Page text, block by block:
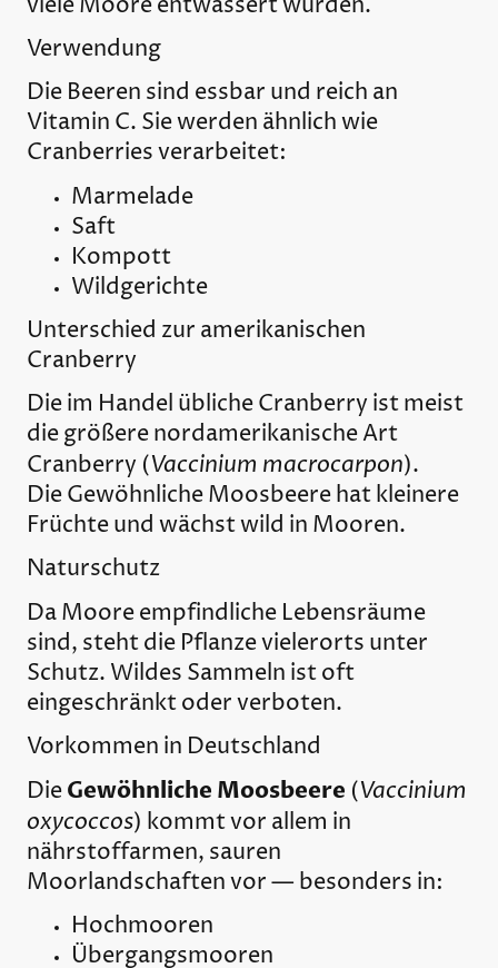
viele Moore entwässert wurden.
Verwendung
Die Beeren sind essbar und reich an
Vitamin C. Sie werden ähnlich wie
Cranberries verarbeitet:
Marmelade
Saft
Kompott
Wildgerichte
Unterschied zur amerikanischen
Cranberry
Die im Handel übliche Cranberry ist meist
die größere nordamerikanische Art
Cranberry (Vaccinium macrocarpon).
Die Gewöhnliche Moosbeere hat kleinere
Früchte und wächst wild in Mooren.
Naturschutz
Da Moore empfindliche Lebensräume
sind, steht die Pflanze vielerorts unter
Schutz. Wildes Sammeln ist oft
eingeschränkt oder verboten.
Vorkommen in Deutschland
DieGewöhnliche Moosbeere (Vaccinium
oxycoccos) kommt vor allem in
nährstoffarmen, sauren
Moorlandschaften vor — besonders in:
Hochmooren
Übergangsmooren